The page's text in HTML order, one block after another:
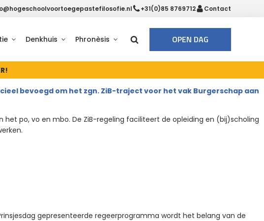
+31(0)85 8769712 Contact
Denkhuis Phronèsis OPEN DAG
bevoegd om het zgn. ZiB-traject voor het vak Burgerschap aan
po, vo en mbo. De ZiB-regeling faciliteert de opleiding en (bij)scholing
gepresenteerde regeerprogramma wordt het belang van de